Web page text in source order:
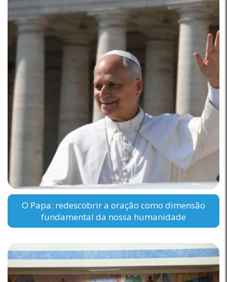
O Papa: redescobrir a oração como dimensão
fundamental da nossa humanidade